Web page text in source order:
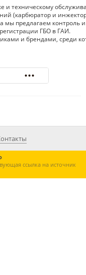
и техническому
(карбюратор и
предлагаем контроль
ГБО в ГАИ.
и брендами, среди
ссылка на источник